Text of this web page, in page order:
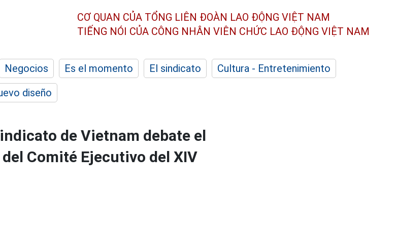
CƠ QUAN CỦA TỔNG LIÊN ĐOÀN LAO ĐỘNG VIỆT NAM
TIẾNG NÓI CỦA CÔNG NHÂN VIÊN CHỨC LAO ĐỘNG VIỆT NAM
Negocios Es el momento El sindicato
Cultura - Entretenimiento
diseño
de Vietnam debate el
Comité Ejecutivo del XIV